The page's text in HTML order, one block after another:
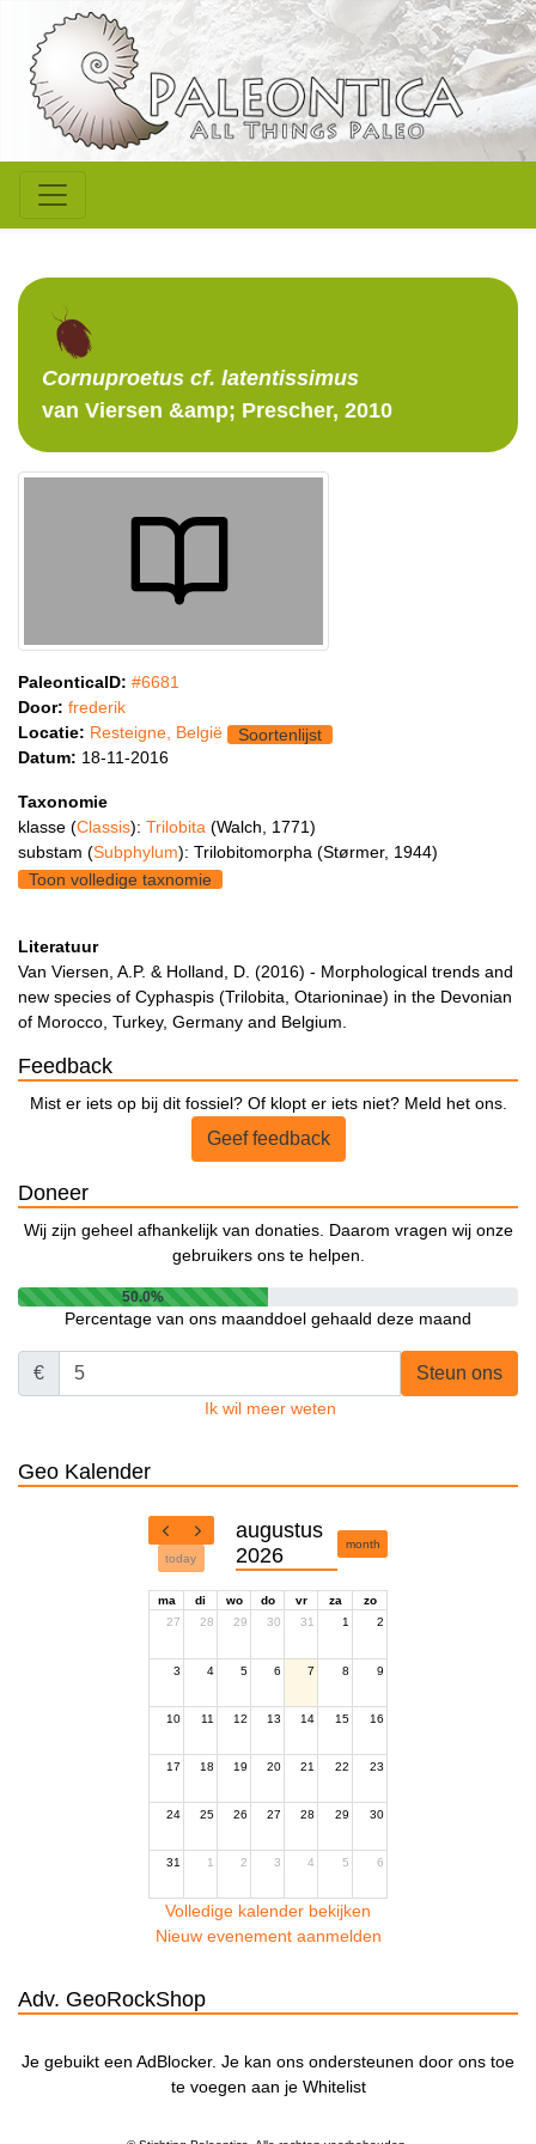
Cornuproetus cf. latentissimus
van Viersen &amp; Prescher, 2010
PaleonticaID: #6681
Door: frederik
Locatie: Resteigne, België
Soortenlijst
Datum: 18-11-2016
Taxonomie
klasse (Classis): Trilobita (Walch, 1771)
substam (Subphylum): Trilobitomorpha (Størmer, 1944)
Toon volledige taxnomie
Literatuur
Van Viersen, A.P. & Holland, D. (2016) - Morphological trends and
new species of Cyphaspis (Trilobita, Otarioninae) in the Devonian
of Morocco, Turkey, Germany and Belgium.
Feedback
Mist er iets op bij dit fossiel? Of klopt er iets niet? Meld het ons.
Geef feedback
Doneer
Wij zijn geheel afhankelijk van donaties. Daarom vragen wij onze
gebruikers ons te helpen.
50.0%
Percentage van ons maanddoel gehaald deze maand
€ Steun ons
Ik wil meer weten
Geo Kalender
today
augustus
2026
month
ma di wo do vr za
zo
27
28 29 30 31 1 2
3 4 5 6 7 8 9
10 11 12 13 14 15 16
17 18 19 20 21 22 23
24 25 26 27 28 29 30
31 1 2 3 4 5 6
Volledige kalender bekijken
Nieuw evenement aanmelden
Adv. GeoRockShop
Je gebuikt een AdBlocker. Je kan ons ondersteunen door ons toe
te voegen aan je Whitelist